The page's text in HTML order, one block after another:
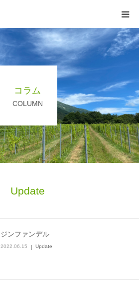
コラム
COLUMN
Update
ジンファンデル
2022.06.15 Update